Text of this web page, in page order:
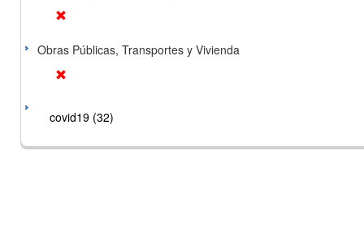
Obras Públicas, Transportes y Vivienda
covid19 (32)